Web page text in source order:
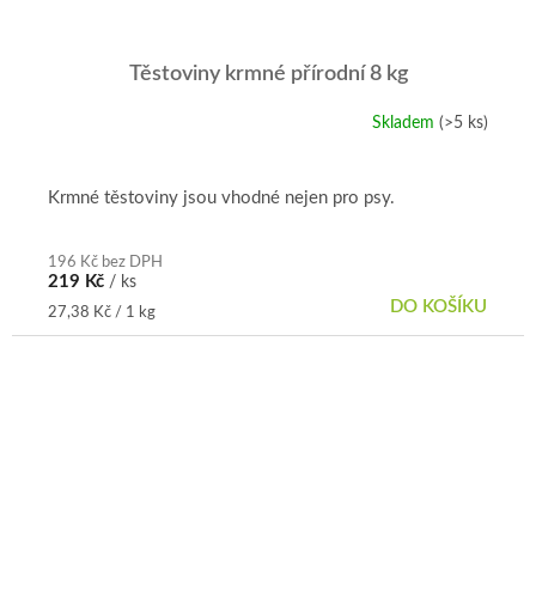
Těstoviny krmné přírodní 8 kg
Skladem (>5 ks)
196 Kč bez DPH
219 Kč / ks
Měrná
cena:
27,38 Kč / 1 kg DO KOŠÍKU
Krmné těstoviny jsou vhodné nejen pro psy.